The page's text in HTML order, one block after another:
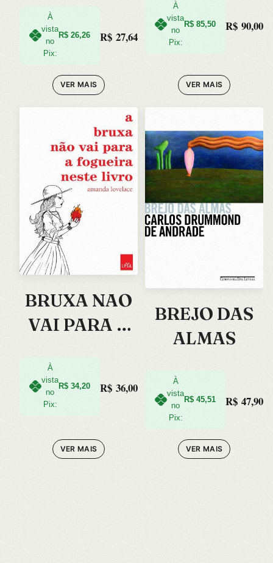
À
vista
no
Pix:
R$ 26,26 R$ 27,64
VER MAIS
Imagens de
Animais na
Arquiloco
À
vista
no
Pix:
R$ 85,50 R$ 90,00
VER MAIS
BRUXA NAO
VAI PARA A
NESTE
LIVRO, A
À
vista
no
Pix:
R$ 34,20 R$ 36,00
VER MAIS
BREJO DAS
ALMAS
À
vista
no
Pix:
R$ 45,51 R$ 47,90
VER MAIS